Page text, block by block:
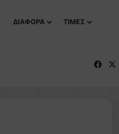
ΔΙΑΦΟΡΑ ΤΙΜΕΣ